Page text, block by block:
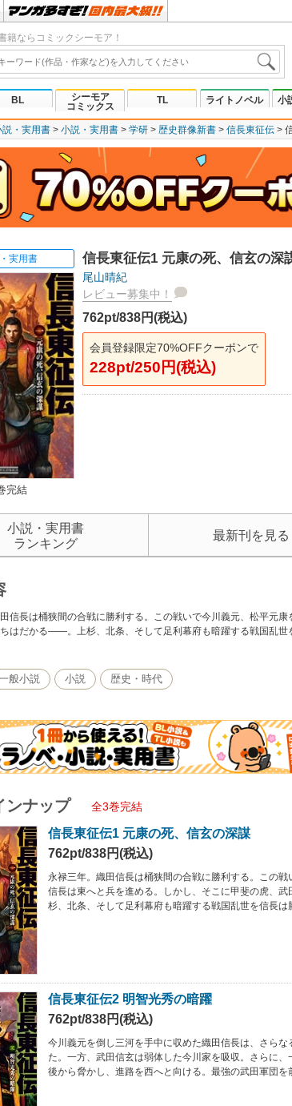
籍ならコミックシーモア！
BL
シーモア
コミックス
TL ライトノベル 小
説・実用書 小説・実用書 学研 歴史群像新書 信長東征伝
実用書
完結
信長東征伝1 元康の死、信玄の深
尾山晴紀
レビュー募集中！
762pt/838円(税込)
会員登録限定70%OFFクーポンで
228pt/250円(税込)
小説・実用書
ランキング
最新刊を見る
信長は桶狭間の合戦に勝利する。この戦いで今川義元、松平元
はだかる――。上杉、北条、そして足利幕府も暗躍する戦国乱世
般小説 小説 歴史・時代
ンナップ 全3巻完結
信長東征伝1 元康の死、信玄の深謀
762pt/838円(税込)
永禄三年。織田信長は桶狭間の合戦に勝利する。この
信長は東へと兵を進める。しかし、そこに甲斐の虎、
杉、北条、そして足利幕府も暗躍する戦国乱世を信長は
信長東征伝2 明智光秀の暗躍
762pt/838円(税込)
今川義元を倒し三河を手中に収めた織田信長は、さら
た。一方、武田信玄は弱体した今川家を吸収。さらに
後から脅かし、進路を西へと向ける。最強の武田軍団を